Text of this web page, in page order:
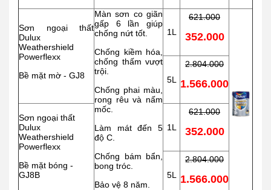
Sơn ngoại thất
Dulux
Weathershield
Powerflexx
Bề mặt mờ - GJ8
Màn sơn co giãn
gấp 6 lần giúp
chống nứt tốt.
Chống kiềm hóa,
chống thấm vượt
trội.
Chống phai màu,
rong rêu và nấm
mốc.
Làm mát đến 5
độ C.
Chống bám bẩn,
bong tróc.
Bảo vệ 8 năm.
1L
621.000
352.000
5L
2.804.000
1.566.000
Sơn ngoại thất
Dulux
Weathershield
Powerflexx
Bề mặt bóng -
GJ8B
1L
621.000
352.000
5L
2.804.000
1.566.000